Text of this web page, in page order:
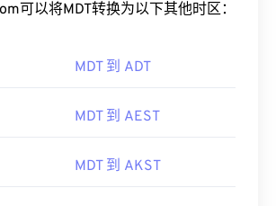
可以将MDT转换为以下其他时区：
MDT 到 ADT
MDT 到 AEST
MDT 到 AKST